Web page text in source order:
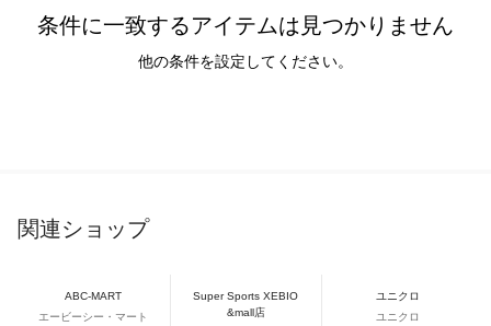
条件に一致するアイテムは見つかりません
他の条件を設定してください。
関連ショップ
ABC-MART
エービーシー・マート
Super Sports XEBIO
&mall店
ユニクロ
ユニクロ